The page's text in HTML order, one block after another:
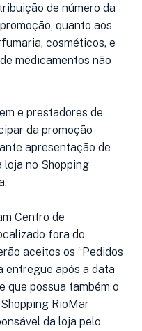
de número da
quanto aos
cosméticos, e
medicamentos não
e prestadores de
da promoção
apresentação de
loja no Shopping
Centro de
fora do
aceitos os “Pedidos
entregue após a data
que possua também o
RioMar
da loja pelo